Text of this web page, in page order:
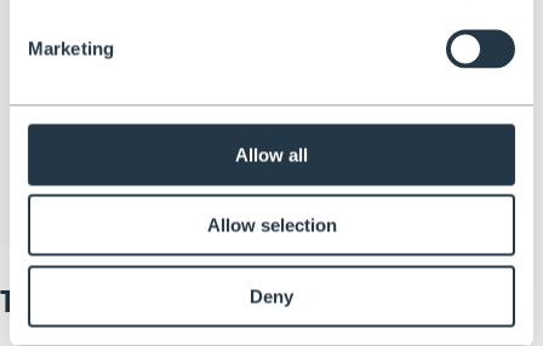
Marketing
Allow all
Allow selection
Deny
Transport facile